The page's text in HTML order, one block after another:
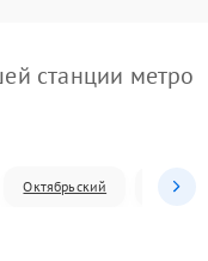
станции метро
Октябрьский